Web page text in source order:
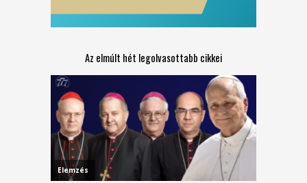
Az elmúlt hét legolvasottabb cikkei